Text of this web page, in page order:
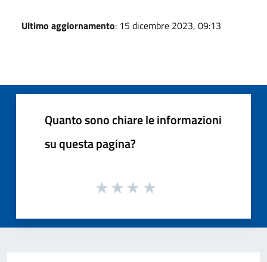
Ultimo aggiornamento: 15 dicembre 2023, 09:13
Quanto sono chiare le informazioni
su questa pagina?